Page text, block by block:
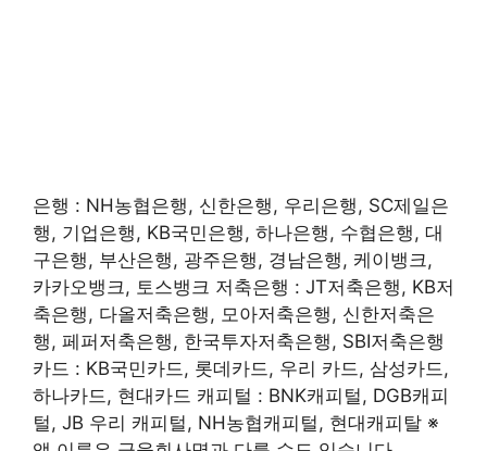
은행 : NH농협은행, 신한은행, 우리은행, SC제일은
행, 기업은행, KB국민은행, 하나은행, 수협은행, 대
구은행, 부산은행, 광주은행, 경남은행, 케이뱅크,
카카오뱅크, 토스뱅크 저축은행 : JT저축은행, KB저
축은행, 다올저축은행, 모아저축은행, 신한저축은
행, 페퍼저축은행, 한국투자저축은행, SBI저축은행
카드 : KB국민카드, 롯데카드, 우리 카드, 삼성카드,
하나카드, 현대카드 캐피털 : BNK캐피털, DGB캐피
털, JB 우리 캐피털, NH농협캐피털, 현대캐피탈 ※